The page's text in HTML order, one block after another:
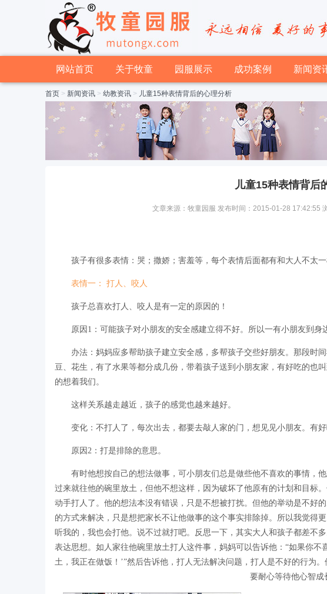
网站首页 关于牧童 园服展示 成功案例 新闻资
首页 > 新闻资讯 > 幼教资讯 > 儿童15种表情背后的心理分析
儿童15种表情背后
文章来源：牧童园服 发布时间：2015-01-28 17:42:55
孩子有很多表情：哭；撒娇；害羞等，每个表情后面都有和大人不太一
表情一： 打人、咬人
孩子总喜欢打人、咬人是有一定的原因的！
原因1：可能孩子对小朋友的安全感建立得不好。所以一有小朋友到身
办法：妈妈应多帮助孩子建立安全感，多帮孩子交些好朋友。那段时
豆、花生，有了水果等都分成几份，带着孩子送到小朋友家，有好吃的也
的想着我们。
这样关系越走越近，孩子的感觉也越来越好。
变化：不打人了，每次出去，都要去敲人家的门，想见见小朋友。有好
原因2：打是排除的意思。
有时他想按自己的想法做事，可小朋友们总是做些他不喜欢的事情，
过来就往他的碗里放土，但他不想这样，因为破坏了他原有的计划和目标
动手打人了。他的想法本没有错误，只是不想被打扰。但他的举动是不好
的方式来解决，只是想把家长不让他做事的这个事实排除掉。所以我觉得
听我的，我也会打他。说不过就打吧。反思一下，其实大人和孩子都差不
表达思想。如人家往他碗里放土打人这件事，妈妈可以告诉他：“如果你
土，我正在做饭！’”然后告诉他，打人无法解决问题，打人是不好的行为
要耐心等待他心智成